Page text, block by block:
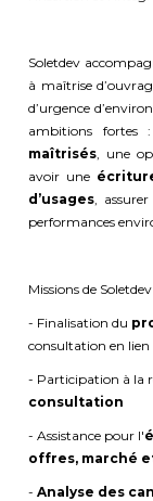
Soletdev
à maîtrise
d’urgence
ambitions fortes
maîtrisés, une
avoir une
d’usages, assurer
performances
Missions de Soletdev
- Finalisation du
consultation en
- Participation à la
consultation
- Assistance pour l'
offres, marché
-Analyse des